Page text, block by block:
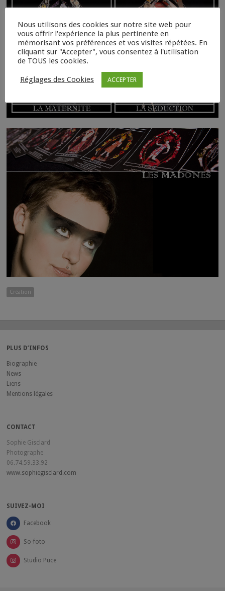
Création
PLUS D’INFOS
Biographie
News
Liens
Mentions légales
CONTACT
Sophie Gisclard
Photographe
06.74.59.33.92
www.sophiegisclard.com
SUIVEZ-MOI
Facebook
So-foto
Studio Puce
Nous utilisons des cookies sur notre site web pour
vous offrir l'expérience la plus pertinente en
mémorisant vos préférences et vos visites répétées. En
cliquant sur "Accepter", vous consentez à l'utilisation
de TOUS les cookies.
Réglages des Cookies ACCEPTER